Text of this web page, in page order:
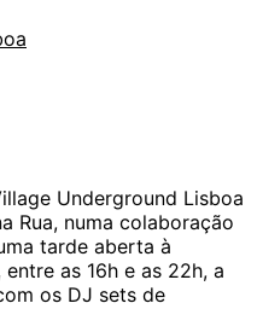
Underground Lisboa
Rua, numa colaboração
tarde aberta à
as 16h e as 22h, a
os DJ sets de